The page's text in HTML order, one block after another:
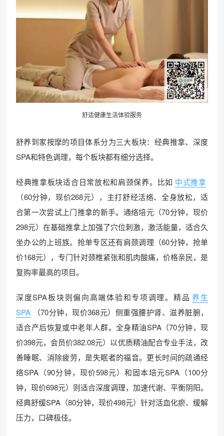
舒适健康生活体验服务
舒养到家按摩的项目体系分为三大板块：经典推拿、深度
SPA和特色调理，每个板块都有细分选择。
经典推拿板块适合日常放松和肩颈保养。比如 中式推拿
（60分钟，现价268元），主打舒经活络、全身放松，适
合第一次尝试上门推拿的新手。通络培元（70分钟，现价
298元）在基础推拿上加强了穴位刺激，激活能量，适合久
坐办公的上班族。抢单专区还有肩颈调理（60分钟，抢单
价168元），专门针对颈椎紧张和肌肉酸痛，价格亲民，是
复购率最高的项目。
深度SPA板块则偏向高端体验和专项调理。精品 养生
SPA
（70分钟，现价368元）侧重强腰护肾、滋养脏腑，
适合产后恢复或中老年人群。全身精油SPA（70分钟，现
价398元，会员价382.08元）以优质精油配合专业手法，改
善睡眠、消除疲劳，是失眠者的福音。更长时间的疏通经
络SPA（90分钟，现价598元）和固本培元SPA（100分
钟，现价698元）则适合深度调理，加速代谢、平衡阴阳。
经典舒缓SPA（80分钟，现价498元）针对活血化瘀、缓解
压力，口碑极佳。